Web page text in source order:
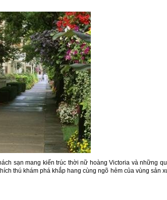
sạn mang kiến trúc thời nữ hoàng Victoria và những
thú khám phá khắp hang cùng ngõ hẻm của vùng sản